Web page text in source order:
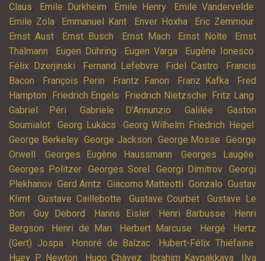
Claus, Emile Durkheim, Emile Henry, Emile Vandervelde,
Emile Zola, Emmanuel Kant, Enver Hoxha, Eric Zemmour,
Ernst Aust, Ernst Busch, Ernst Mach, Ernst Nolte,
Ernst
Thälmann, Eugen Dühring, Eugen Varga, Eugène Ionesco,
Félix Dzerjinski, Fernand Lefebvre, Fidel Castro,
Francis
Bacon, François Perin, Frantz Fanon, Franz Kafka,
Fred
Hampton, Friedrich Engels, Friedrich Nietzsche, Fritz Lang,
Gabriel Péri,Gabriele D'Annunzio,Galilée,Gaston
Soumialot, Georg Lukács, Georg Wilhelm Friedrich Hegel ,
George Berkeley,George Jackson, George Mosse,George
Orwell , Georges Eugène Haussmann,Georges Laugée,
Georges Politzer, Georges Sorel , Georgi Dimitrov, Georgi
Plekhanov,Gerd Arntz, Giacomo Matteotti, Gonzalo,Gustav
Klimt, Gustave Caillebotte, Gustave Courbet,Gustave Le
Bon, Guy Debord , Hanns Eisler, Henri Barbusse,
Henri
Bergson, Henri de Man, Herbert Marcuse, Hergé,
Hertz
(Gert) Jospa, Honoré de Balzac, Hubert-Félix Thiéfaine,
Huey P. Newton, Hugo Chàvez, Ibrahim Kaypakkaya,
Ilya